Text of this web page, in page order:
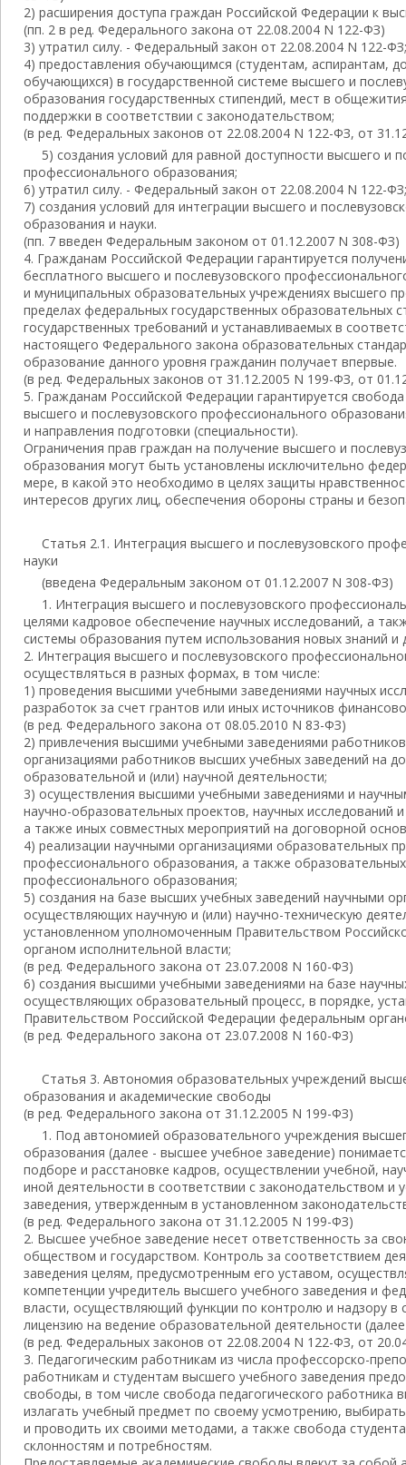
2) расширения доступа граждан Российской Федерации к
(пп. 2 в ред. Федерального закона от 22.08.2004 N 122-ФЗ)
3) утратил силу. - Федеральный закон от 22.08.2004 N 122-ФЗ;
4) предоставления обучающимся (студентам, аспирантам,
обучающихся) в государственной системе высшего и
образования государственных стипендий, мест в
поддержки в соответствии с законодательством;
(в ред. Федеральных законов от 22.08.2004 N 122-ФЗ, от
5) создания условий для равной доступности высшего и
профессионального образования;
6) утратил силу. - Федеральный закон от 22.08.2004 N 122-ФЗ;
7) создания условий для интеграции высшего и
образования и науки.
(пп. 7 введен Федеральным законом от 01.12.2007 N 308-ФЗ)
4. Гражданам Российской Федерации гарантируется
бесплатного высшего и послевузовского
и муниципальных образовательных учреждениях высшего
пределах федеральных государственных образовательных
государственных требований и устанавливаемых в
настоящего Федерального закона образовательных
образование данного уровня гражданин получает впервые.
(в ред. Федеральных законов от 31.12.2005 N 199-ФЗ, от
5. Гражданам Российской Федерации гарантируется
высшего и послевузовского профессионального
и направления подготовки (специальности).
Ограничения прав граждан на получение высшего и
образования могут быть установлены исключительно
мере, в какой это необходимо в целях защиты
интересов других лиц, обеспечения обороны страны и
Статья 2.1. Интеграция высшего и послевузовского
науки
(введена Федеральным законом от 01.12.2007 N 308-ФЗ)
1. Интеграция высшего и послевузовского
целями кадровое обеспечение научных исследований, а
системы образования путем использования новых знаний и
2. Интеграция высшего и послевузовского
осуществляться в разных формах, в том числе:
1) проведения высшими учебными заведениями научных
разработок за счет грантов или иных источников
(в ред. Федерального закона от 08.05.2010 N 83-ФЗ)
2) привлечения высшими учебными заведениями
организациями работников высших учебных заведений на
образовательной и (или) научной деятельности;
3) осуществления высшими учебными заведениями и
научно-образовательных проектов, научных исследований
а также иных совместных мероприятий на договорной
4) реализации научными организациями образовательных
профессионального образования, а также
профессионального образования;
5) создания на базе высших учебных заведений научными
осуществляющих научную и (или) научно-техническую
установленном уполномоченным Правительством
органом исполнительной власти;
(в ред. Федерального закона от 23.07.2008 N 160-ФЗ)
6) создания высшими учебными заведениями на базе
осуществляющих образовательный процесс, в порядке,
Правительством Российской Федерации федеральным
(в ред. Федерального закона от 23.07.2008 N 160-ФЗ)
Статья 3. Автономия образовательных учреждений
образования и академические свободы
(в ред. Федерального закона от 31.12.2005 N 199-ФЗ)
1. Под автономией образовательного учреждения
образования (далее - высшее учебное заведение)
подборе и расстановке кадров, осуществлении учебной,
иной деятельности в соответствии с законодательством и
заведения, утвержденным в установленном
(в ред. Федерального закона от 31.12.2005 N 199-ФЗ)
2. Высшее учебное заведение несет ответственность за
обществом и государством. Контроль за соответствием
заведения целям, предусмотренным его уставом,
компетенции учредитель высшего учебного заведения и
власти, осуществляющий функции по контролю и надзору
лицензию на ведение образовательной деятельности
(в ред. Федеральных законов от 22.08.2004 N 122-ФЗ, от
3. Педагогическим работникам из числа профессорско-
работникам и студентам высшего учебного заведения
свободы, в том числе свобода педагогического работника
излагать учебный предмет по своему усмотрению,
и проводить их своими методами, а также свобода
склонностям и потребностям.